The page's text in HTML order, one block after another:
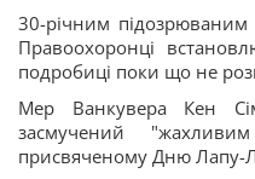
30-річним
Правоохоронці
подробиці поки що не
Мер Ванкувера Кен
засмучений
присвяченому Дню Лапу-